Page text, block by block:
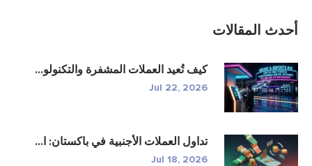
أحدث المقالات
كيف تُعيد العملات المشفرة والتكنولو...
Jul 22, 2026
تداول العملات الأجنبية في باكستان: ا...
Jul 18, 2026